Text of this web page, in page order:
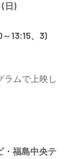
日)
～13:15、3)
ラムで上映し
・福島中央テ